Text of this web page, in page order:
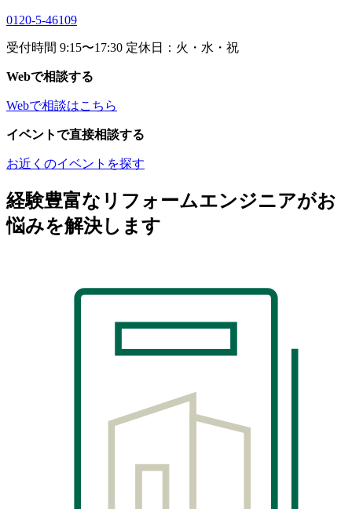
0120-5-46109
受付時間 9:15〜17:30 定休日：火・水・祝
Webで相談する
Webで相談はこちら
イベントで直接相談する
お近くのイベントを探す
経験豊富なリフォームエンジニアがお
悩みを解決します